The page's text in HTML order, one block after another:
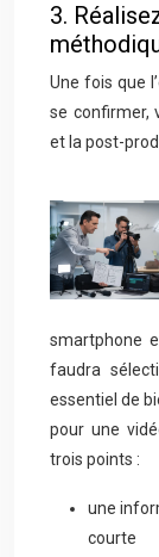
3.
Une fois que
se confirmer,
et la post-
smartphone
faudra
essentiel de
pour une
trois points :
une
courte